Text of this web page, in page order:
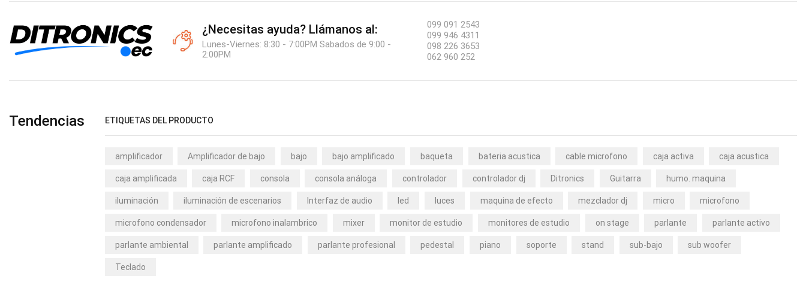
¿Necesitas ayuda? Llámanos al:
Lunes-Viernes: 8:30 - 7:00PM Sabados de 9:00 -
2:00PM
099 091 2543
099 946 4311
098 226 3653
062 960 252
Tendencias ETIQUETAS DEL PRODUCTO
amplificador Amplificador de bajo bajo bajo amplificado baqueta bateria acustica cable microfono caja activa caja acustica
caja amplificada caja RCF consola consola análoga controlador controlador dj Ditronics Guitarra humo. maquina
iluminación iluminación de escenarios Interfaz de audio led luces maquina de efecto mezclador dj micro microfono
microfono condensador microfono inalambrico mixer monitor de estudio monitores de estudio on stage parlante parlante activo
parlante ambiental parlante amplificado parlante profesional pedestal piano soporte stand sub-bajo sub woofer
Teclado